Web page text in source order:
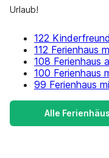
Urlaub!
122
112 Ferienhaus
108 Ferienhaus
100 Ferienhaus
99 Ferienhaus
Alle